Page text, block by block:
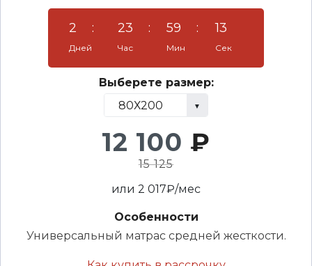
2 :
Дней
23 :
Час
59 :
Мин
13
Сек
Выберете размер:
12 100 ₽
15 125
или 2 017₽/мес
Особенности
Универсальный матрас средней жесткости.